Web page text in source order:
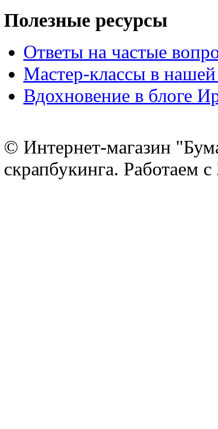
Полезные ресурсы
Ответы на частые
Мастер-классы в нашей
Вдохновение в блоге
© Интернет-магазин
скрапбукинга. Работаем с